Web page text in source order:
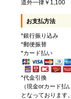
道外一律￥1,100
お支払方法
*銀行振り込み
*郵便振替
*カード払い
*代金引換
（現金orカード払
となっております。